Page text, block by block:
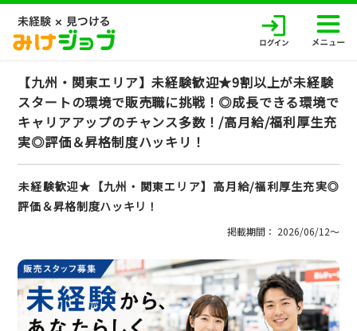
【九州・関東エリア】未経験歓迎★9割以上が未経験
スタートの環境で販売職に挑戦！◎成長できる環境で
キャリアアップのチャンス多数！/高月給/福利厚生充
実◎評価＆昇格制度ハッキリ！
未経験歓迎★【九州・関東エリア】高月給/福利厚生充実◎
評価＆昇格制度ハッキリ！
掲載期間： 2026/06/12〜